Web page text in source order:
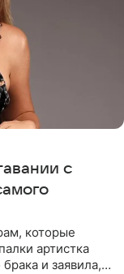
с
которые
артистка
и заявила,